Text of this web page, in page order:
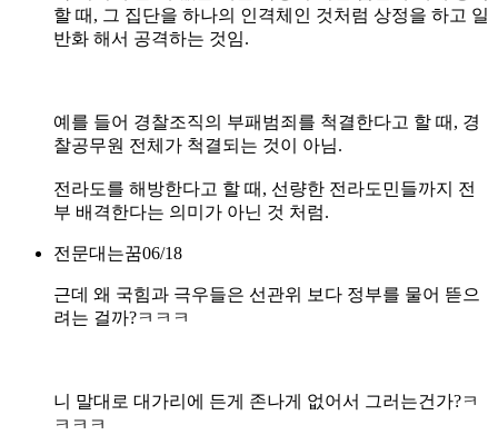
할 때, 그 집단을 하나의 인격체인 것처럼 상정을 하고 일
반화 해서 공격하는 것임.
예를 들어 경찰조직의 부패범죄를 척결한다고 할 때, 경
찰공무원 전체가 척결되는 것이 아님.
전라도를 해방한다고 할 때, 선량한 전라도민들까지 전
부 배격한다는 의미가 아닌 것 처럼.
전문대는꿈06/18
근데 왜 국힘과 극우들은 선관위 보다 정부를 물어 뜯으
려는 걸까?ㅋㅋㅋ
니 말대로 대가리에 든게 존나게 없어서 그러는건가?ㅋ
ㅋㅋㅋ